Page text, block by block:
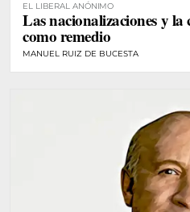
EL LIBERAL ANÓNIMO
Las nacionalizaciones y
como remedio
MANUEL RUIZ DE BUCESTA